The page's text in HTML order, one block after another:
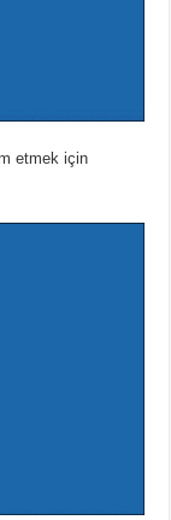
etmek için